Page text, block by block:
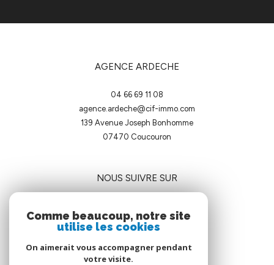
AGENCE ARDECHE
04 66 69 11 08
agence.ardeche@cif-immo.com
139 Avenue Joseph Bonhomme
07470
coucouron
NOUS SUIVRE SUR
Comme beaucoup, notre site
utilise les cookies
On aimerait vous accompagner pendant
votre visite.